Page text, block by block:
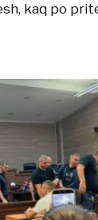
kaq po